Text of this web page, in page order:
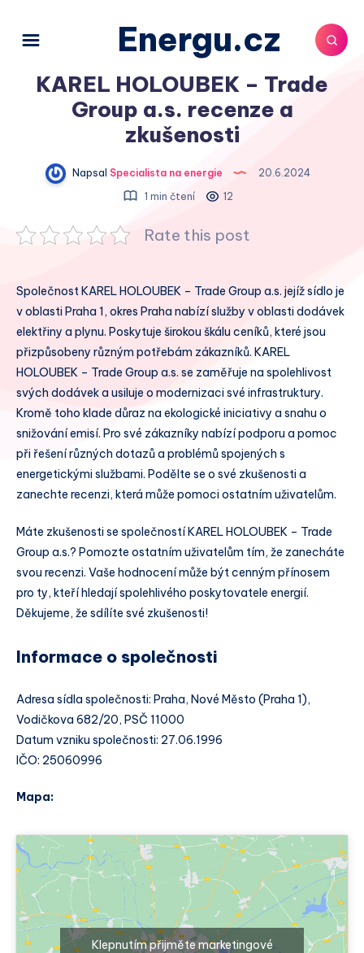
Energu.cz
KAREL HOLOUBEK – Trade
Group a.s. recenze a
zkušenosti
Napsal Specialista na energie
20.6.2024
1 min čtení
12
Rate this post
Společnost KAREL HOLOUBEK – Trade Group a.s. jejíž sídlo je
v oblasti Praha 1, okres Praha nabízí služby v oblasti dodávek
elektřiny a plynu. Poskytuje širokou škálu ceníků, které jsou
přizpůsobeny různým potřebám zákazníků. KAREL
HOLOUBEK – Trade Group a.s. se zaměřuje na spolehlivost
svých dodávek a usiluje o modernizaci své infrastruktury.
Kromě toho klade důraz na ekologické iniciativy a snahu o
snižování emisí. Pro své zákazníky nabízí podporu a pomoc
při řešení různých dotazů a problémů spojených s
energetickými službami. Podělte se o své zkušenosti a
zanechte recenzi, která může pomoci ostatním uživatelům.
Máte zkušenosti se společností KAREL HOLOUBEK – Trade
Group a.s.? Pomozte ostatním uživatelům tím, že zanecháte
svou recenzi. Vaše hodnocení může být cenným přínosem
pro ty, kteří hledají spolehlivého poskytovatele energií.
Děkujeme, že sdílíte své zkušenosti!
Informace o společnosti
Adresa sídla společnosti: Praha, Nové Město (Praha 1),
Vodičkova 682/20, PSČ 11000
Datum vzniku společnosti: 27.06.1996
IČO: 25060996
Mapa:
Klepnutím přijměte marketingové